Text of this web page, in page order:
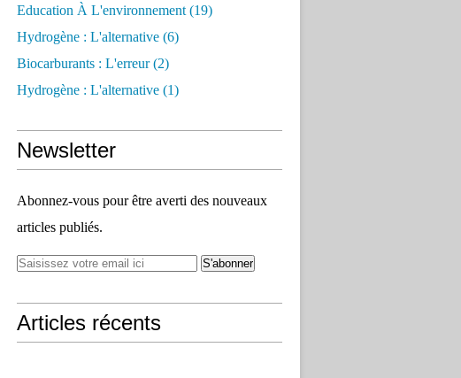
Education À L'environnement (19)
Hydrogène : L'alternative (6)
Biocarburants : L'erreur(2)
Hydrogène : L'alternative (1)
Newsletter
Abonnez-vous pour être averti des nouveaux
articles publiés.
Articles récents